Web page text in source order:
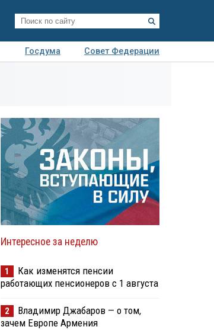
Госдума
Совет Федерации
Интересное за неделю
1
Как изменятся пенсии
работающих пенсионеров с 1 августа
2
Владимир Джабаров — о том,
зачем Европе Армения